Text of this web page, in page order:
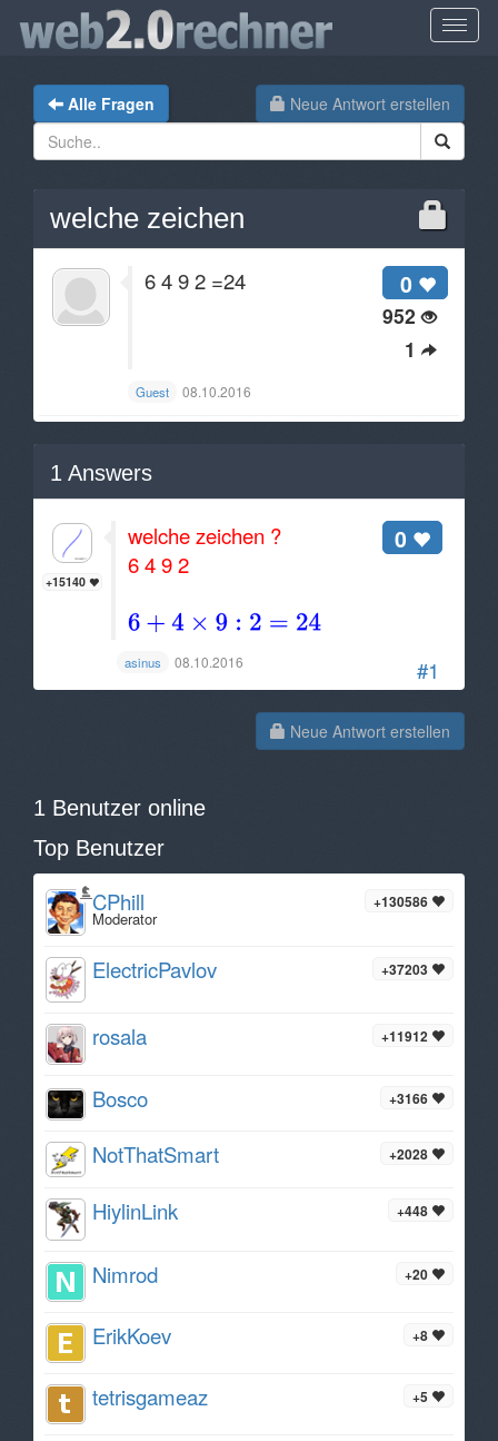
Neue Antwort erstellen
Alle Fragen
welche zeichen
0
952
1
6 4 9 2 =24
Guest 08.10.2016
1 Answers
#1
+15140
0
welche zeichen ?
6 4 9 2
asinus 08.10.2016
Neue Antwort erstellen
1 Benutzer online
Top Benutzer
+130586
CPhill
Moderator
+37203
ElectricPavlov
+11912
rosala
+3166
Bosco
+2028
NotThatSmart
+448
HiylinLink
+20
Nimrod
+8
ErikKoev
+5
tetrisgameaz